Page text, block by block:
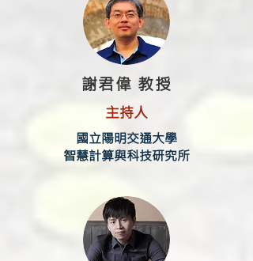
謝君偉 教授
主持人
國立陽明交通大學
智慧計算與科技研究所